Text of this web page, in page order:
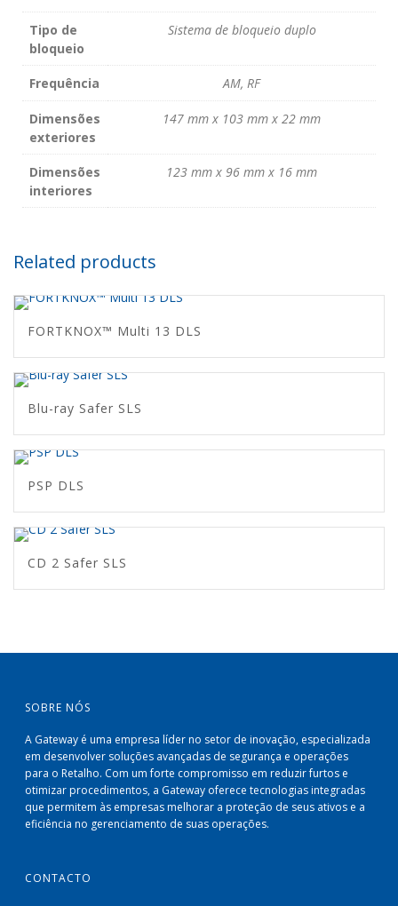
Tipo de
bloqueio
Sistema de bloqueio duplo
Frequência AM, RF
Dimensões
exteriores
147 mm x 103 mm x 22 mm
Dimensões
interiores
123 mm x 96 mm x 16 mm
Related products
FORTKNOX™ Multi 13 DLS
Blu-ray Safer SLS
PSP DLS
CD 2 Safer SLS
SOBRE NÓS
A Gateway é uma empresa líder no setor de inovação, especializada
em desenvolver soluções avançadas de segurança e operações
para o Retalho. Com um forte compromisso em reduzir furtos e
otimizar procedimentos, a Gateway oferece tecnologias integradas
que permitem às empresas melhorar a proteção de seus ativos e a
eficiência no gerenciamento de suas operações.
CONTACTO